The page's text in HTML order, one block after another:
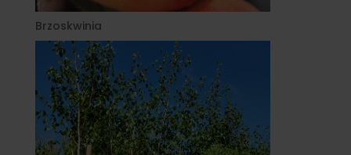
Brzoskwinia